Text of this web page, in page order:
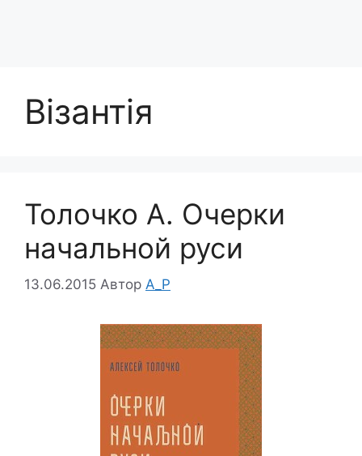
Візантія
Толочко А. Очерки
начальной руси
13.06.2015 Автор A_P